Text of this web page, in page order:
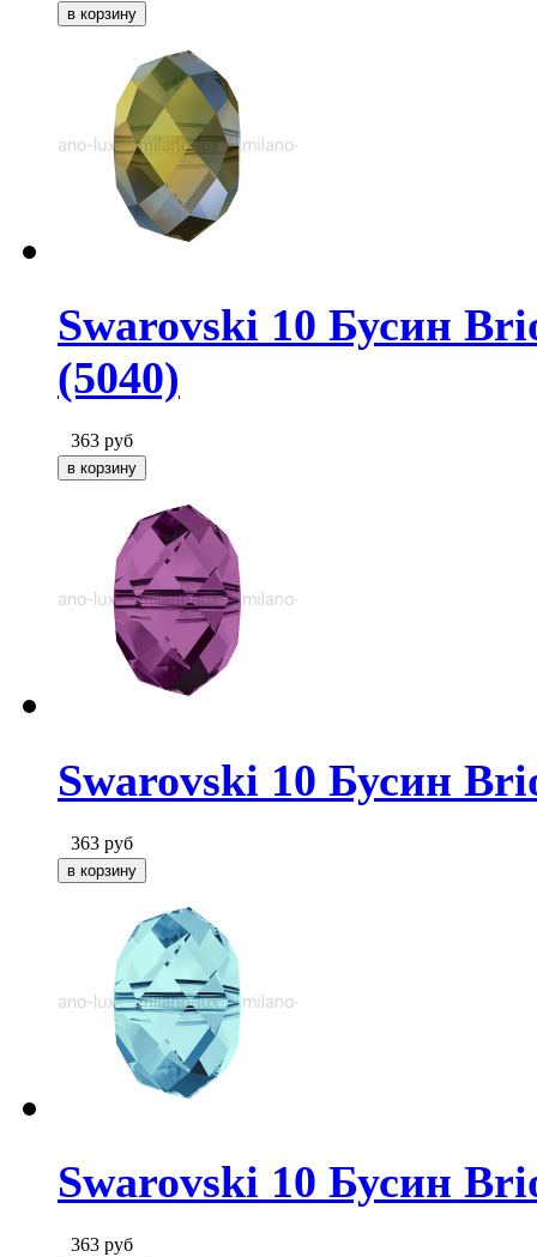
Swarovski 10 Бусин
(5040)
363 руб
Swarovski 10 Бусин
363 руб
Swarovski 10 Бусин
363 руб